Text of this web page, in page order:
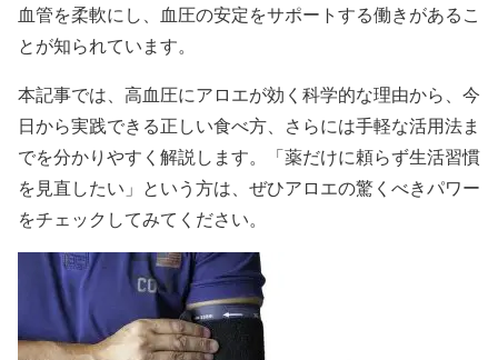
血管を柔軟にし、血圧の安定をサポートする働きがあるこ
とが知られています。
本記事では、高血圧にアロエが効く科学的な理由から、今
日から実践できる正しい食べ方、さらには手軽な活用法ま
でを分かりやすく解説します。「薬だけに頼らず生活習慣
を見直したい」という方は、ぜひアロエの驚くべきパワー
をチェックしてみてください。